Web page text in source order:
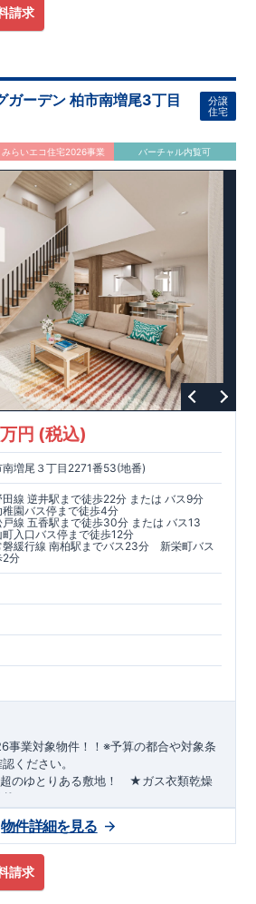
校』徒歩約9分
ストラ』
請求
ガーデン 柏市南増尾3丁目
分譲
住宅
みらいエコ住宅2026事業 バーチャル内覧可
円 (税込)
南増尾３丁目2271番53(地番)
田線 逆井駅まで徒歩22分 または バス9分
稚園バス停まで徒歩4分
戸線 五香駅まで徒歩30分 または バス13
入口バス停まで徒歩12分
磐緩行線 南柏駅までバス23分 新栄町バス
2分
業対象物件！！※予算の都合や対象条
ください。
のゆとりある敷地！ ★ガス衣類乾燥
！
納、おしゃれな洗面化粧台、WICなど
採用♪
震ダンパー】搭載でさらに地震に強
請求
物件詳細を見る